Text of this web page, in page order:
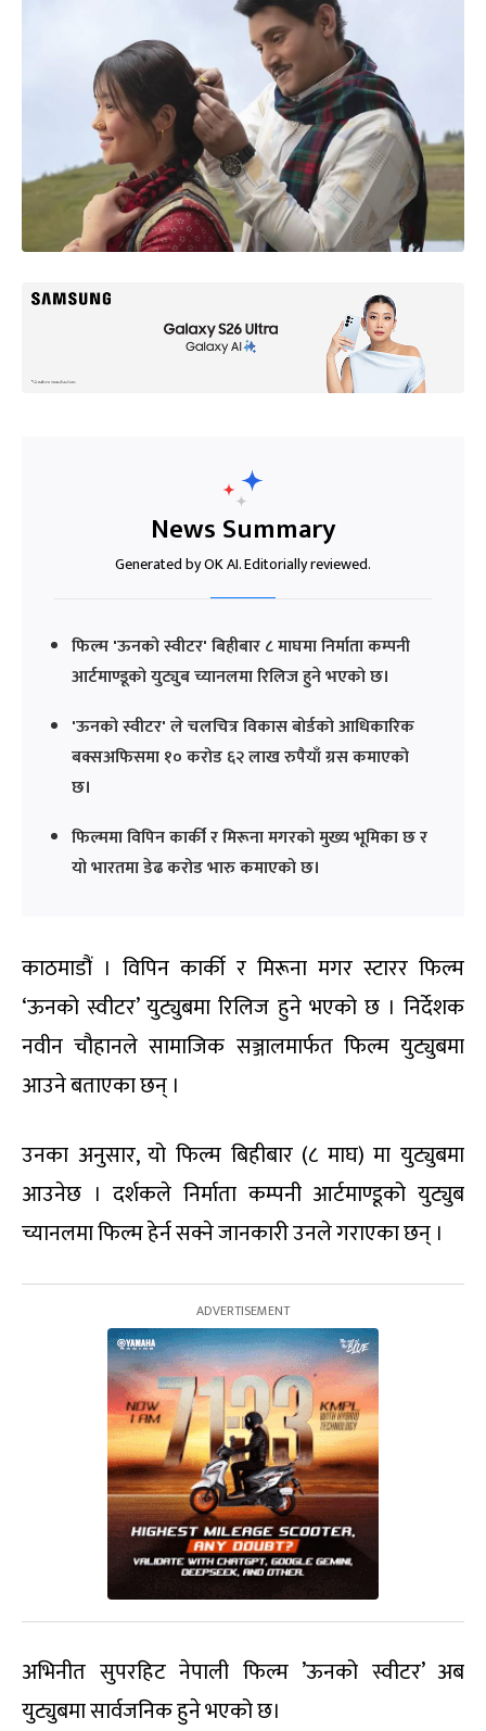
News Summary
Generated by OK AI. Editorially reviewed.
फिल्म 'ऊनको स्वीटर' बिहीबार ८ माघमा निर्माता कम्पनी
आर्टमाण्डूको युट्युब च्यानलमा रिलिज हुने भएको छ।
'ऊनको स्वीटर' ले चलचित्र विकास बोर्डको आधिकारिक
बक्सअफिसमा १० करोड ६२ लाख रुपैयाँ ग्रस कमाएको
छ।
फिल्ममा विपिन कार्की र मिरूना मगरको मुख्य भूमिका छ र
यो भारतमा डेढ करोड भारु कमाएको छ।
काठमाडौं । विपिन कार्की र मिरूना मगर स्टारर फिल्म
‘ऊनको स्वीटर’ युट्युबमा रिलिज हुने भएको छ । निर्देशक
नवीन चौहानले सामाजिक सञ्जालमार्फत फिल्म युट्युबमा
आउने बताएका छन् ।
उनका अनुसार, यो फिल्म बिहीबार (८ माघ) मा युट्युबमा
आउनेछ । दर्शकले निर्माता कम्पनी आर्टमाण्डूको युट्युब
च्यानलमा फिल्म हेर्न सक्ने जानकारी उनले गराएका छन् ।
अभिनीत सुपरहिट नेपाली फिल्म ’ऊनको स्वीटर’ अब
युट्युबमा सार्वजनिक हुने भएको छ।